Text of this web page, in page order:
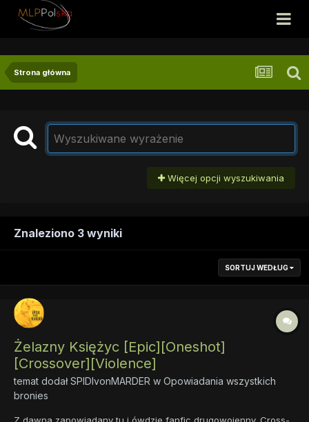
Strona główna
Więcej opcji wyszukiwania
Znaleziono 3 wyniki
SORTUJ WEDŁUG
Żelazny Księżyc [Epic][Oneshot]
[Crossover][Violence]
temat dodałSPIDIvonMARDER w Opowiadania wszystkich
bronies